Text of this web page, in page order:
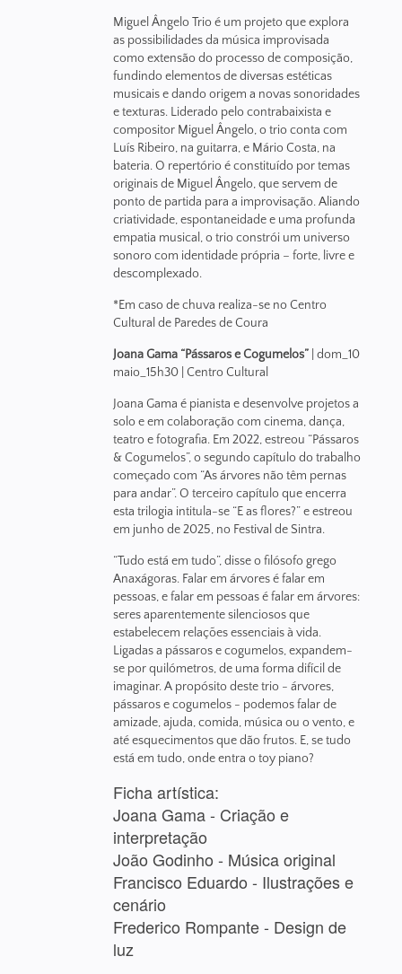
Miguel Ângelo Trio é um projeto que explora
as possibilidades da música improvisada
como extensão do processo de composição,
fundindo elementos de diversas estéticas
musicais e dando origem a novas sonoridades
e texturas. Liderado pelo contrabaixista e
compositor Miguel Ângelo, o trio conta com
Luís Ribeiro, na guitarra, e Mário Costa, na
bateria. O repertório é constituído por temas
originais de Miguel Ângelo, que servem de
ponto de partida para a improvisação. Aliando
criatividade, espontaneidade e uma profunda
empatia musical, o trio constrói um universo
sonoro com identidade própria – forte, livre e
descomplexado.
*Em caso de chuva realiza-se no Centro
Cultural de Paredes de Coura
Joana Gama “Pássaros e Cogumelos”| dom_10
maio_15h30 | Centro Cultural
Joana Gama é pianista e desenvolve projetos a
solo e em colaboração com cinema, dança,
teatro e fotografia. Em 2022, estreou “Pássaros
& Cogumelos”, o segundo capítulo do trabalho
começado com “As árvores não têm pernas
para andar”. O terceiro capítulo que encerra
esta trilogia intitula-se “E as flores?” e estreou
em junho de 2025, no Festival de Sintra.
“Tudo está em tudo”, disse o filósofo grego
Anaxágoras. Falar em árvores é falar em
pessoas, e falar em pessoas é falar em árvores:
seres aparentemente silenciosos que
estabelecem relações essenciais à vida.
Ligadas a pássaros e cogumelos, expandem-
se por quilómetros, de uma forma difícil de
imaginar. A propósito deste trio - árvores,
pássaros e cogumelos - podemos falar de
amizade, ajuda, comida, música ou o vento, e
até esquecimentos que dão frutos. E, se tudo
está em tudo, onde entra o toy piano?
Ficha artística:
Joana Gama - Criação e
interpretação
João Godinho - Música original
Francisco Eduardo - Ilustrações e
cenário
Frederico Rompante - Design de
luz